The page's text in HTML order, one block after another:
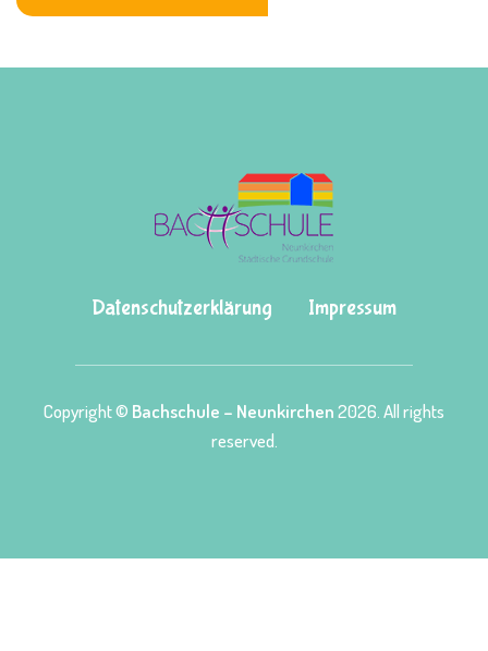
Datenschutzerklärung Impressum
Copyright © Bachschule – Neunkirchen2026. All rights
reserved.